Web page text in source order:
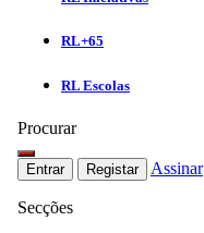
RL+65
RL Escolas
Procurar
Entrar Registar Assinar
Secções